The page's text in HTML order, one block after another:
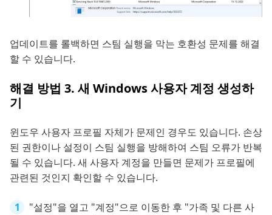
업데이트를 롤백하면 스팀 실행을 막는 호환성 문제를 해결
할 수 있습니다.
해결 방법 3. 새 Windows 사용자 계정 생성하
기
윈도우 사용자 프로필 자체가 문제인 경우도 있습니다. 손상
된 권한이나 설정이 스팀 실행을 방해하여 스팀 오류가 반복
될 수 있습니다. 새 사용자 계정을 만들면 문제가 프로필에
관련된 것인지 확인할 수 있습니다.
"설정"을 열고 "계정"으로 이동한 후 "가족 및 다른 사